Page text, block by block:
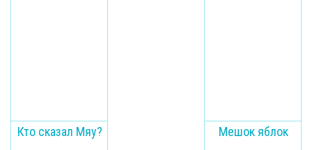
Кто сказал Мяу? Мешок яблок